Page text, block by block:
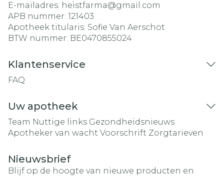
E-mailadres: heistfarma@gmail.com
APB nummer: 121403
Apotheek titularis: Sofie Van Aerschot
BTW nummer: BE0470855024
Klantenservice
FAQ
Uw apotheek
Team Nuttige links Gezondheidsnieuws
Apotheker van wacht Voorschrift Zorgtarieven
Nieuwsbrief
Blijf op de hoogte van nieuwe producten en